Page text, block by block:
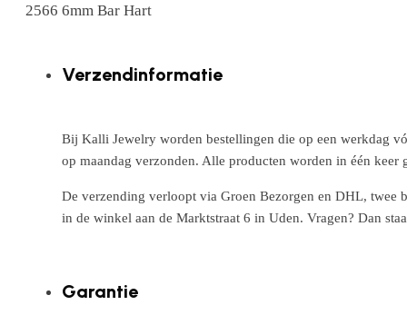
2566 6mm Bar Hart
Verzendinformatie
Bij Kalli Jewelry worden bestellingen die op een werkdag
op maandag verzonden. Alle producten worden in één
De verzending verloopt via Groen Bezorgen en DHL, twee
in de winkel aan de Marktstraat 6 in Uden. Vragen? Dan
Garantie